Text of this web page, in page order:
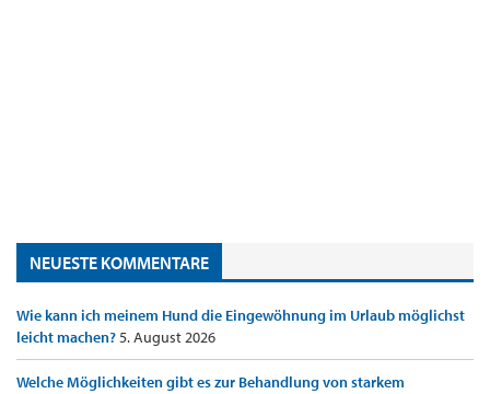
NEUESTE KOMMENTARE
Wie kann ich meinem Hund die Eingewöhnung im Urlaub möglichst
leicht machen?5. August 2026
Welche Möglichkeiten gibt es zur Behandlung von starkem